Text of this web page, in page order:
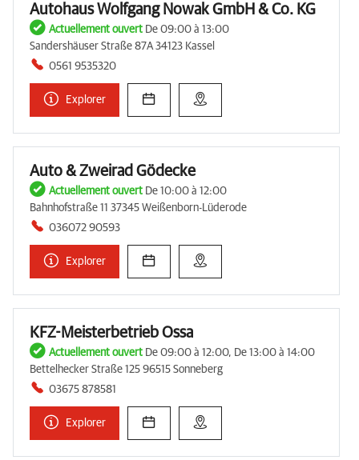
Autohaus Wolfgang Nowak GmbH & Co. KG
Actuellement ouvert De 09:00 à 13:00
Sandershäuser Straße 87A 34123 Kassel
0561 9535320
Explorer
Auto & Zweirad Gödecke
Actuellement ouvert De 10:00 à 12:00
Bahnhofstraße 11 37345 Weißenborn-Lüderode
036072 90593
Explorer
KFZ-Meisterbetrieb Ossa
Actuellement ouvert De 09:00 à 12:00, De 13:00 à 14:00
Bettelhecker Straße 125 96515 Sonneberg
03675 878581
Explorer